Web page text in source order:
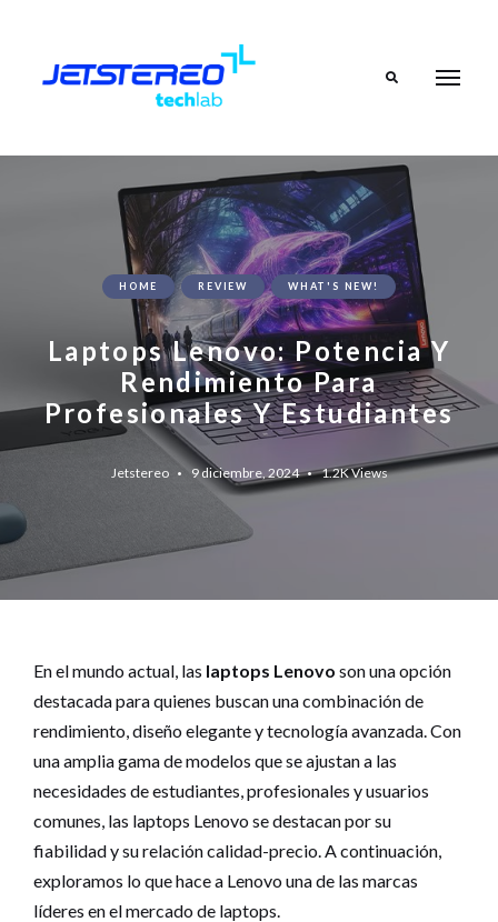
HOME REVIEW WHAT'S NEW!
Laptops Lenovo: Potencia Y
Rendimiento Para
Profesionales Y Estudiantes
Jetstereo 9 diciembre, 2024 1.2KViews
En el mundo actual, las laptops Lenovo son una opción
destacada para quienes buscan una combinación de
rendimiento, diseño elegante y tecnología avanzada. Con
una amplia gama de modelos que se ajustan a las
necesidades de estudiantes, profesionales y usuarios
comunes, las laptops Lenovo se destacan por su
fiabilidad y su relación calidad-precio. A continuación,
exploramos lo que hace a Lenovo una de las marcas
líderes en el mercado de laptops.